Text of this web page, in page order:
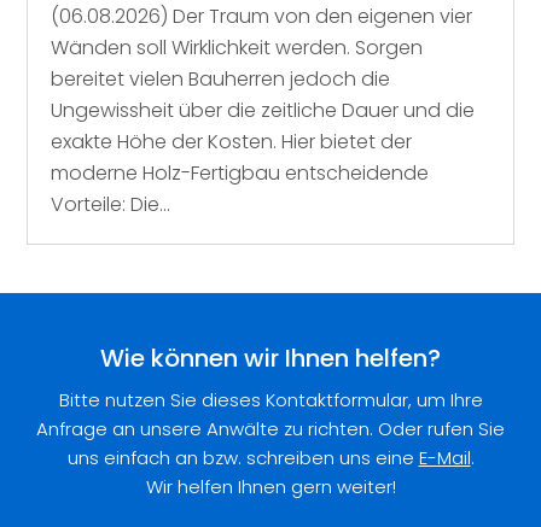
(06.08.2026) Der Traum von den eigenen vier
Wänden soll Wirklichkeit werden. Sorgen
bereitet vielen Bauherren jedoch die
Ungewissheit über die zeitliche Dauer und die
exakte Höhe der Kosten. Hier bietet der
moderne Holz-Fertigbau entscheidende
Vorteile: Die...
Wie können wir Ihnen helfen?
Bitte nutzen Sie dieses Kontaktformular, um Ihre
Anfrage an unsere Anwälte zu richten. Oder rufen Sie
uns einfach an bzw. schreiben uns eine E-Mail.
Wir helfen Ihnen gern weiter!